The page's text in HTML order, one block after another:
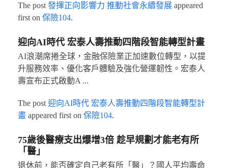
The post 發揮正向影響力 推動社會永續發展appeared
first on 保險104.
迎向AI時代 宏泰人壽推動四階段智能轉型計畫
AI浪潮席捲全球，金融保險業正加速數位轉型，以提
升服務效率、優化客戶體驗及強化營運韌性。宏泰人
壽宣布正式啟動A ...
The post 迎向AI時代 宏泰人壽推動四階段智能轉型計
畫appeared first on 保險104.
75歲後醫療支出爆增3倍 趁早規劃才能老有所
「醫」
退休前，能否確定自己老有所「醫」？國人平均壽命